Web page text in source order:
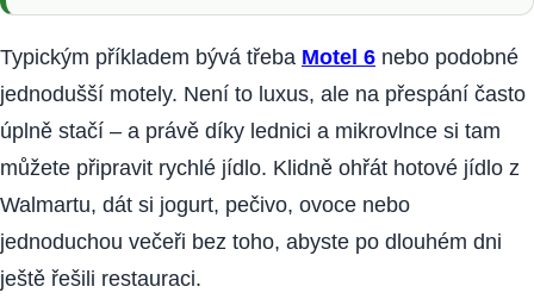
Typickým příkladem bývá třeba Motel 6 nebo podobné
jednodušší motely. Není to luxus, ale na přespání často
úplně stačí – a právě díky lednici a mikrovlnce si tam
můžete připravit rychlé jídlo. Klidně ohřát hotové jídlo z
Walmartu, dát si jogurt, pečivo, ovoce nebo
jednoduchou večeři bez toho, abyste po dlouhém dni
ještě řešili restauraci.